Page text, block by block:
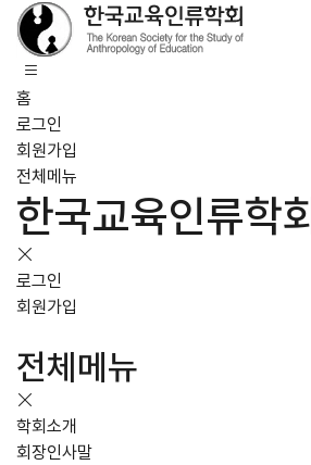
홈
로그인
회원가입
전체메뉴
한국교육인류학회
로그인
회원가입
전체메뉴
학회소개
회장인사말